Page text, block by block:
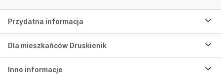
Przydatna informacja
Dla mieszkańców Druskienik
Inne informacje